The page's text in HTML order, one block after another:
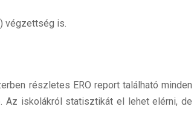
végzettség is.
részletes ERO report található minden
Az iskolákról statisztikát el lehet elérni, de